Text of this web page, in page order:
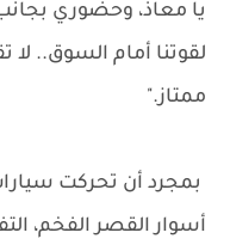
يا معاذ، وحضوري
لقوتنا أمام السوق.. لا
ممتاز."
بمجرد أن تحركت
أسوار القصر الفخم،